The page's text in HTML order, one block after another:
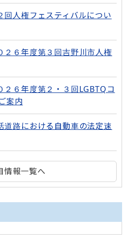
回人権フェスティバルについ
２６年度第３回吉野川市人権
２６年度第２・３回LGBTQコ
案内
道路における自動車の法定速
情報一覧へ